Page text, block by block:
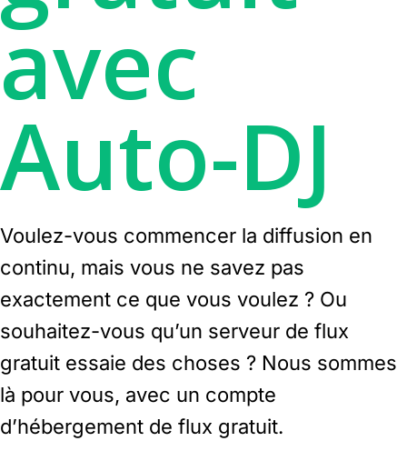
avec
Auto-DJ
Voulez-vous commencer la diffusion en
continu, mais vous ne savez pas
exactement ce que vous voulez ? Ou
souhaitez-vous qu’un serveur de flux
gratuit essaie des choses ? Nous sommes
là pour vous, avec un compte
d’hébergement de flux gratuit.